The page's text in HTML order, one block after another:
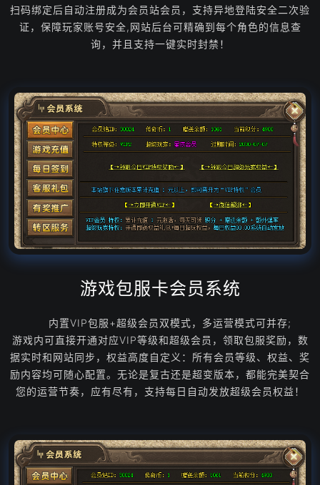
扫码绑定后自动注册成为会员站会员，支持异地登陆安全二次验
证，保障玩家账号安全,网站后台可精确到每个角色的信息查
询，并且支持一键实时封禁！
游戏包服卡会员系统
内置VIP包服+超级会员双模式，多运营模式可并存;
游戏内可直接开通对应VIP等级和超级会员，领取包服奖励，数
据实时和网站同步，权益高度自定义：所有会员等级、权益、奖
励内容均可随心配置。无论是复古还是超变版本，都能完美契合
您的运营节奏，应有尽有，支持每日自动发放超级会员权益！